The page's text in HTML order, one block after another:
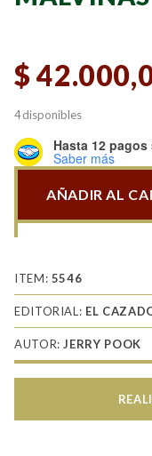
$
4 disponibles
Hasta 12
Saber más
Harrier
la
RAF
Malvinas
cantidad
AÑADIR AL
ITEM: 5546
EDITORIAL: EL
AUTOR:JERRY POOK